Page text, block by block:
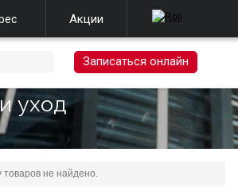
Акции
Записаться онлайн
уход
не найдено.